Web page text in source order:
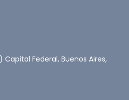
Capital Federal, Buenos Aires,